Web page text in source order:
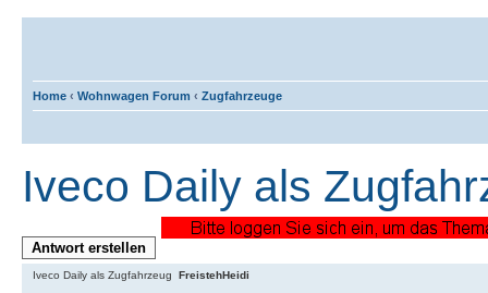
Home ‹ Wohnwagen Forum ‹ Zugfahrzeuge
Iveco Daily als
Antwort erstellen
Iveco Daily als Zugfahrzeug FreistehHeidi